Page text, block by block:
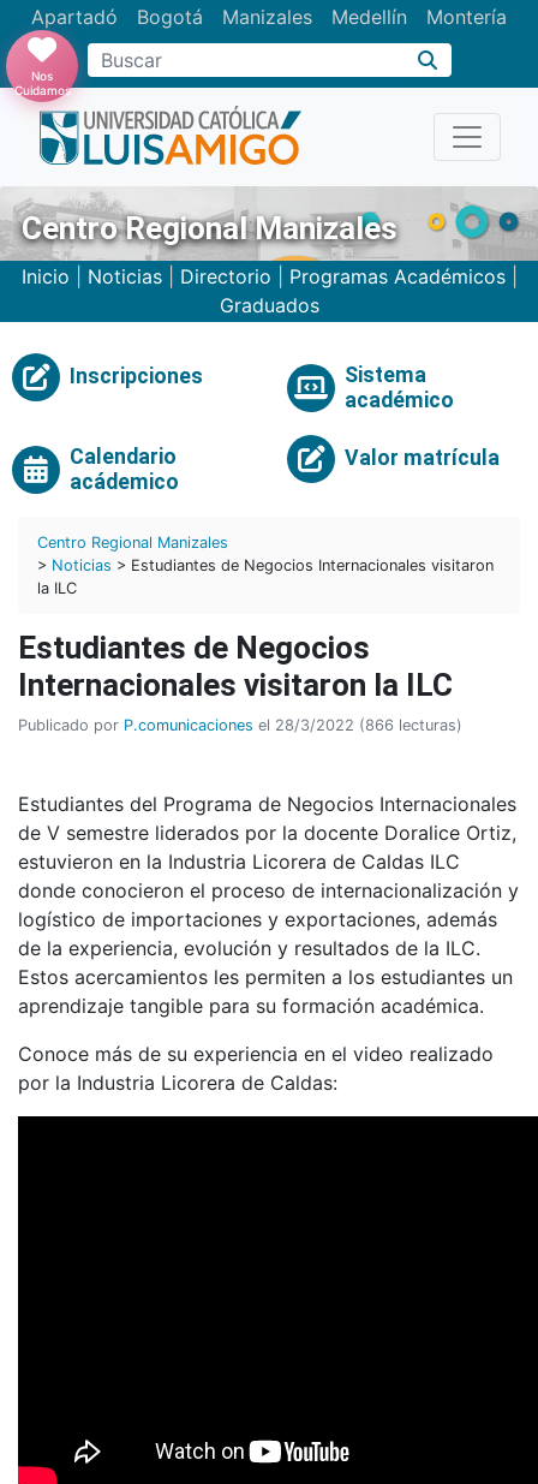
Apartadó Bogotá Manizales Medellín Montería
Nos
Cuidamos
Centro Regional Manizales
Inicio Noticias| Directorio Programas Académicos|
Graduados
Inscripciones
Sistema
académico
Calendario
acádemico
Valor matrícula
Centro Regional Manizales
> Noticias > Estudiantes de Negocios Internacionales visitaron
la ILC
Estudiantes de Negocios
Internacionales visitaron la ILC
Publicado por P.comunicaciones el 28/3/2022 (866 lecturas)
Estudiantes del Programa de Negocios Internacionales
de V semestre liderados por la docente Doralice Ortiz,
estuvieron en la Industria Licorera de Caldas ILC
donde conocieron el proceso de internacionalización y
logístico de importaciones y exportaciones, además
de la experiencia, evolución y resultados de la ILC.
Estos acercamientos les permiten a los estudiantes un
aprendizaje tangible para su formación académica.
Conoce más de su experiencia en el video realizado
por la Industria Licorera de Caldas: